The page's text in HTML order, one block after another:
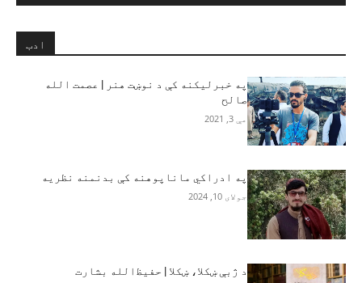
ادب
په خبرلیکنه کې د نوښت هنر | عصمت الله
صالح
مې 3, 2021
په ادراکي ماناپوهنه کې بدنمنه نظريه‎
جولای 10, 2024
د ژبې ښکلا، ښکلا | حفيظ‌الله بشارت